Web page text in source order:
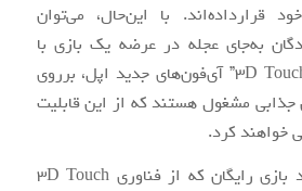
قرارداده‌اند. با این‌حال، می‌توان
به‌جای عجله در عرضه یک بازی با
پشتیبانی از فناوری “3D Touch” آی‌فون‌های جدید اپل، برروی
جذابی مشغول هستند که از این قابلیت
خواهند کرد.
در ادامه به‌معرفی چند بازی رایگان که از فناوری 3D Touch